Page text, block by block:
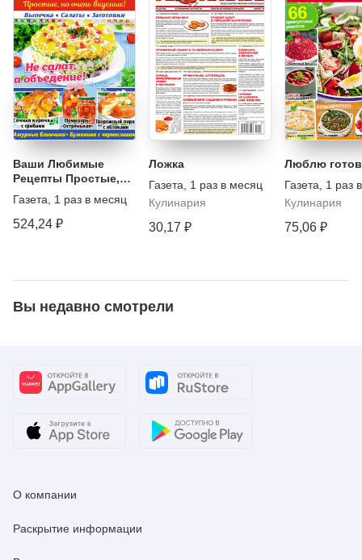
Ваши Любимые
Рецепты Простые,
но очень вкусные!
Выпечка, Салаты,
Заготовки
Газета 1 раз в месяц
524,24 ₽
Ложка
Газета
1 раз в месяц
Кулинария
30,17 ₽
Люблю
Газета
1 раз
Кулинария
75,06 ₽
Вы недавно смотрели
О компании
Раскрытие информации